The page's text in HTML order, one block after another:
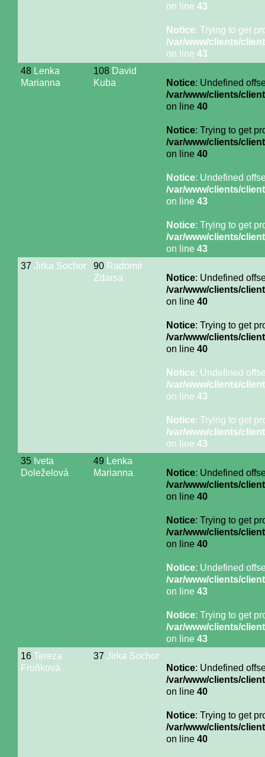
on line 43
Notice: Trying to get
/var/www/clients/
on line 43
48 Lenka
Marianna
108 David
Kuba
Notice: Undefined
/var/www/clients/
on line 40
Notice: Trying to get
/var/www/clients/
on line 40
Notice: Undefined
/var/www/clients/
on line 43
Notice: Trying to get
/var/www/clients/
on line 43
37 Jirka Sochor 90 Radomír
Zdarsa
Notice: Undefined
/var/www/clients/
on line 40
Notice: Trying to get
/var/www/clients/
on line 40
Notice: Undefined
/var/www/clients/
on line 43
Notice: Trying to get
/var/www/clients/
on line 43
35 Iveta
Doleželová
49 Lenka
Marianna
Notice: Undefined
/var/www/clients/
on line 40
Notice: Trying to get
/var/www/clients/
on line 40
Notice: Undefined
/var/www/clients/
on line 43
Notice: Trying to get
/var/www/clients/
on line 43
16 Tereza
Froňková
37 Jirka Sochor
Notice: Undefined
/var/www/clients/
on line 40
Notice: Trying to get
/var/www/clients/
on line 40